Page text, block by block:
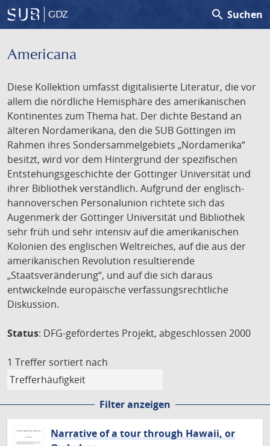
GDZ search Suchen
Americana
Diese Kollektion umfasst digitalisierte Literatur, die vor
allem die nördliche Hemisphäre des amerikanischen
Kontinentes zum Thema hat. Der dichte Bestand an
älteren Nordamerikana, den die SUB Göttingen im
Rahmen ihres Sondersammelgebiets „Nordamerika“
besitzt, wird vor dem Hintergrund der spezifischen
Entstehungsgeschichte der Göttinger Universität und
ihrer Bibliothek verständlich. Aufgrund der englisch-
hannoverschen Personalunion richtete sich das
Augenmerk der Göttinger Universität und Bibliothek
sehr früh und sehr intensiv auf die amerikanischen
Kolonien des englischen Weltreiches, auf die aus der
amerikanischen Revolution resultierende
„Staatsveränderung“, und auf die sich daraus
entwickelnde europäische verfassungsrechtliche
Diskussion.
Status: DFG-gefördertes Projekt, abgeschlossen 2000
1 Treffer sortiert nach
Filter anzeigen
Narrative of a tour through Hawaii, or